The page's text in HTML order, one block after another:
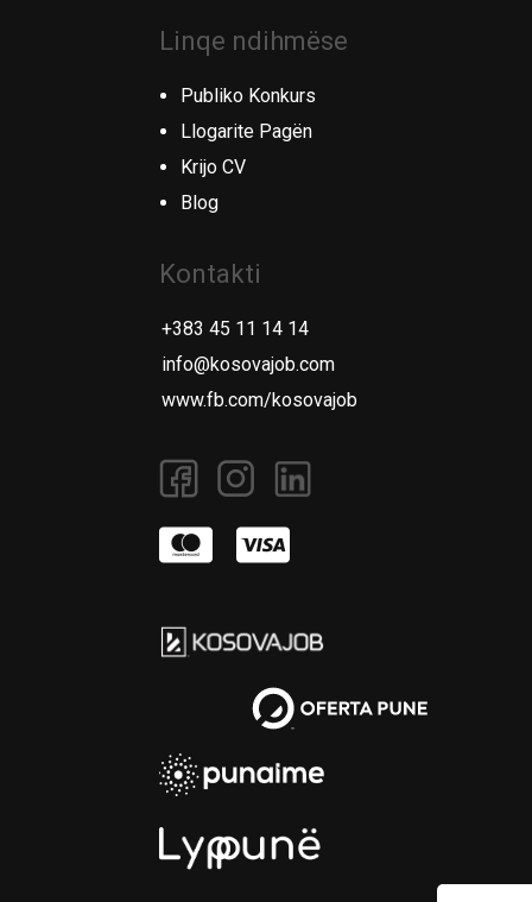
Linqe ndihmëse
Publiko Konkurs
Llogarite Pagën
Krijo CV
Blog
Kontakti
+383 45 11 14 14
info@kosovajob.com
www.fb.com/kosovajob